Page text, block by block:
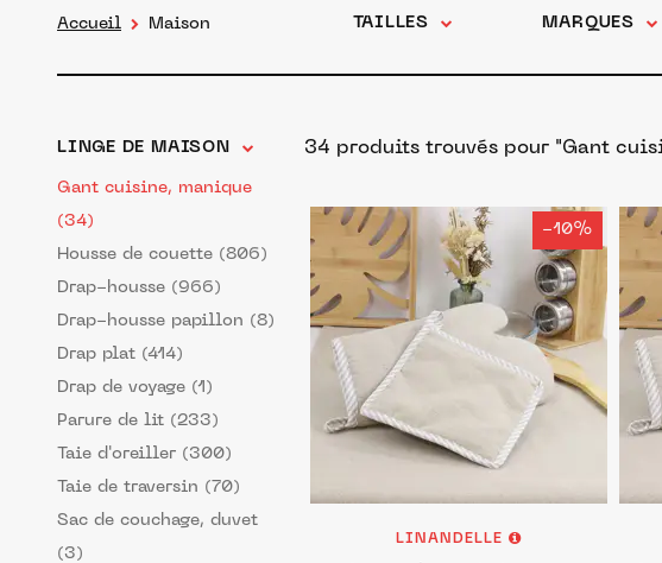
Accueil Maison TAILLES MARQUES
LINGE DE MAISON
Housse de couette (806)
Drap-housse (966)
Drap-housse papillon (8)
Drap plat (414)
Drap de voyage (1)
Parure de lit (233)
Taie d'oreiller (300)
Taie de traversin (70)
Sac de couchage, duvet
(3)
Gant cuisine, manique
(34)
34 produits trouvés pour "Gant
-10%
LINANDELLE